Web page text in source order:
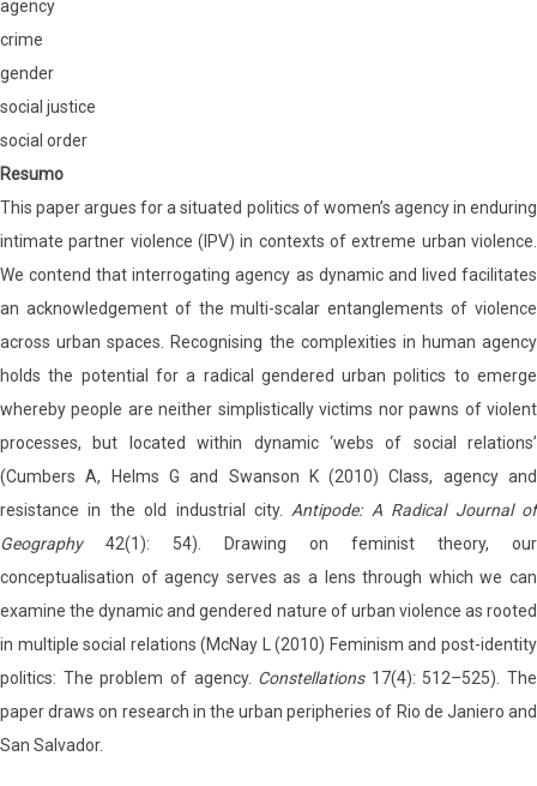
agency
crime
gender
social justice
social order
Resumo
This paper argues for a situated politics of women’s agency in enduring
intimate partner violence (IPV) in contexts of extreme urban violence.
We contend that interrogating agency as dynamic and lived facilitates
an acknowledgement of the multi-scalar entanglements of violence
across urban spaces. Recognising the complexities in human agency
holds the potential for a radical gendered urban politics to emerge
whereby people are neither simplistically victims nor pawns of violent
processes, but located within dynamic ‘webs of social relations’
(Cumbers A, Helms G and Swanson K (2010) Class, agency and
resistance in the old industrial city. Antipode: A Radical Journal of
Geography42(1): 54). Drawing on feminist theory, our
conceptualisation of agency serves as a lens through which we can
examine the dynamic and gendered nature of urban violence as rooted
in multiple social relations (McNay L (2010) Feminism and post-identity
politics: The problem of agency. Constellations17(4): 512–525). The
paper draws on research in the urban peripheries of Rio de Janiero and
San Salvador.